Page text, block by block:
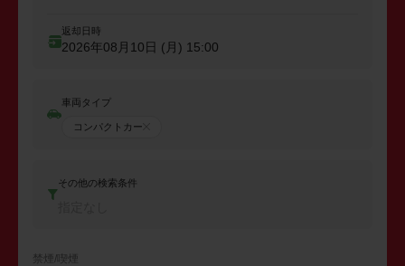
返却日時
2026年08月10日 (月) 15:00
車両タイプ
コンパクトカー
その他の検索条件
禁煙/喫煙